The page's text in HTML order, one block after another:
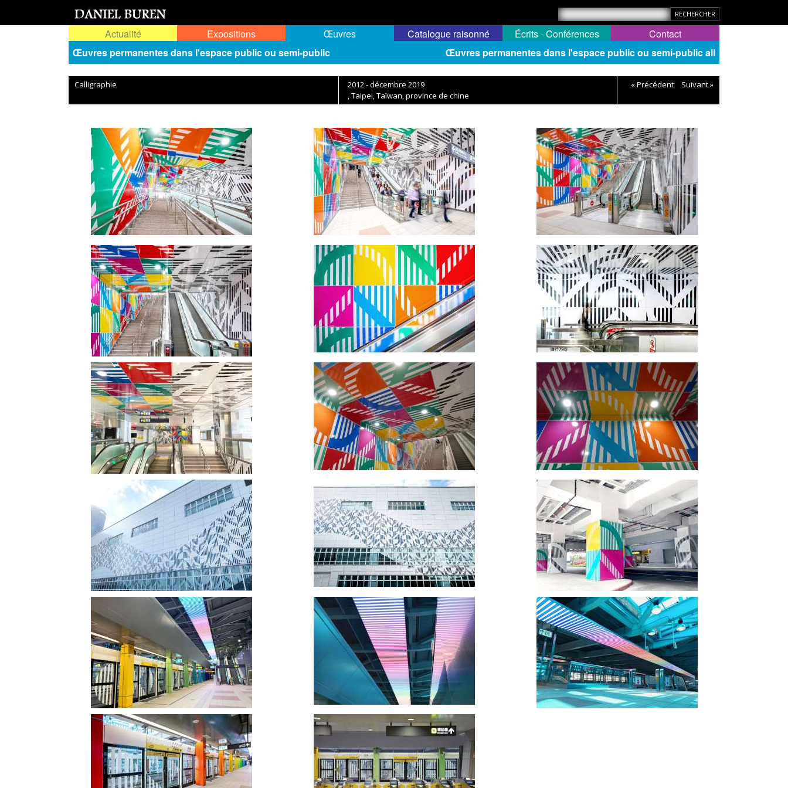
Actualité Expositions
Œuvres
Œuvres permanentes dans l'espace public ou semi-public
Œuvres permanentes dans l'espace public ou semi-public all
Catalogue raisonné Écrits - Conférences Contact
Calligraphie
2012 - décembre 2019
, Taipei, Taïwan, province de chine
« Précédent Suivant »